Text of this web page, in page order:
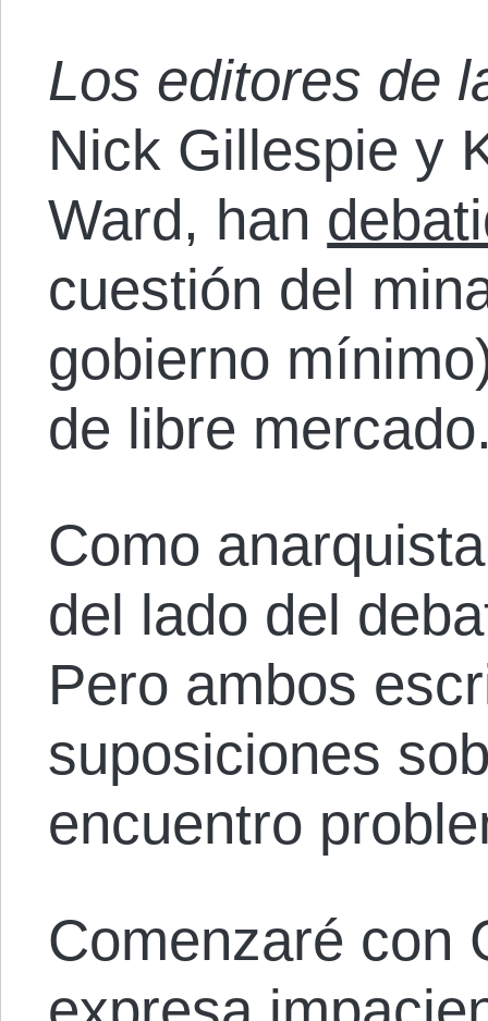
Los editores de
Nick Gillespie y
Ward, han
cuestión del
gobierno
de libre
Como
del lado del
Pero ambos
suposiciones
encuentro
Comenzaré con